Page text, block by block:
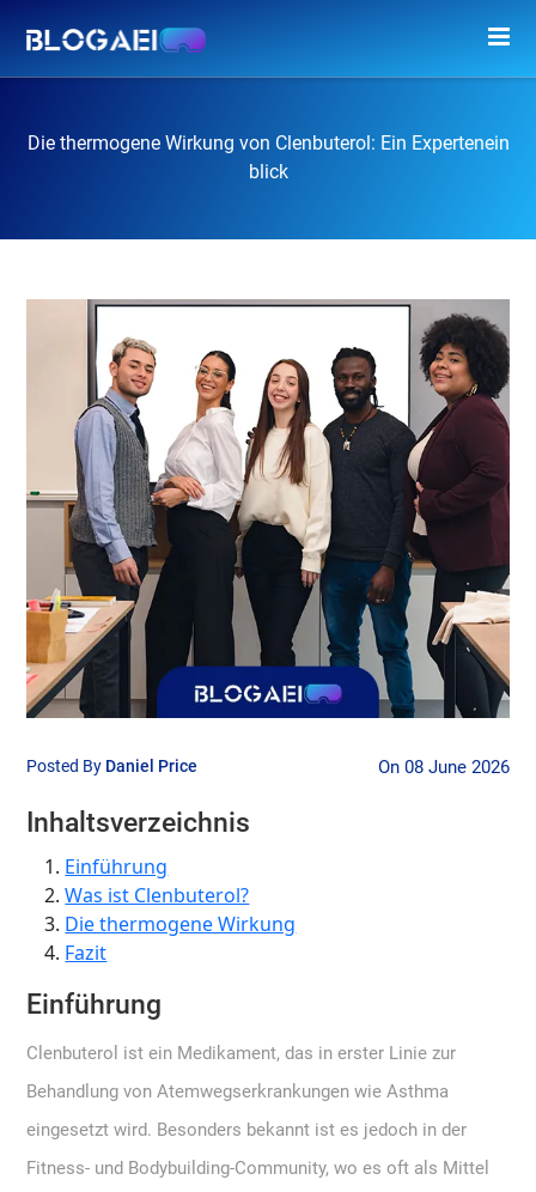
Die thermogene Wirkung von Clenbuterol: Ein Expertenein
blick
Posted By Daniel Price On 08 June 2026
Inhaltsverzeichnis
Einführung
Was ist Clenbuterol?
Die thermogene Wirkung
Fazit
Einführung
Clenbuterol ist ein Medikament, das in erster Linie zur
Behandlung von Atemwegserkrankungen wie Asthma
eingesetzt wird. Besonders bekannt ist es jedoch in der
Fitness- und Bodybuilding-Community, wo es oft als Mittel